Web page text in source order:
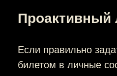
Проактивный
Если правильно
билетом в личные